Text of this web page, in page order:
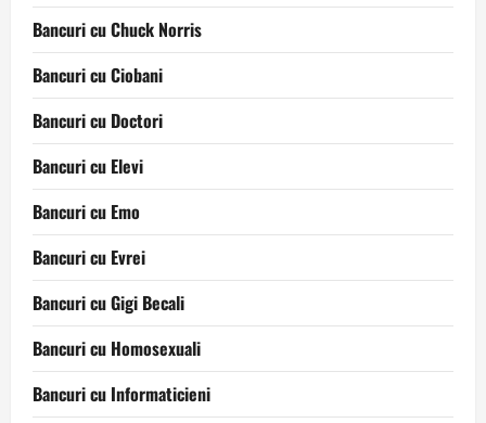
Bancuri cu Chuck Norris
Bancuri cu Ciobani
Bancuri cu Doctori
Bancuri cu Elevi
Bancuri cu Emo
Bancuri cu Evrei
Bancuri cu Gigi Becali
Bancuri cu Homosexuali
Bancuri cu Informaticieni